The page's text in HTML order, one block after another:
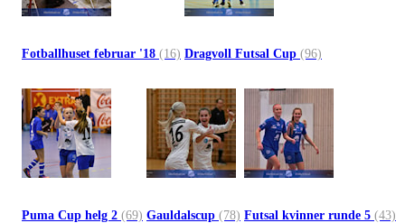
Fotballhuset februar '18 (16) Dragvoll Futsal Cup (96)
Puma Cup helg 2 (69) Gauldalscup (78) Futsal kvinner runde 5 (43)